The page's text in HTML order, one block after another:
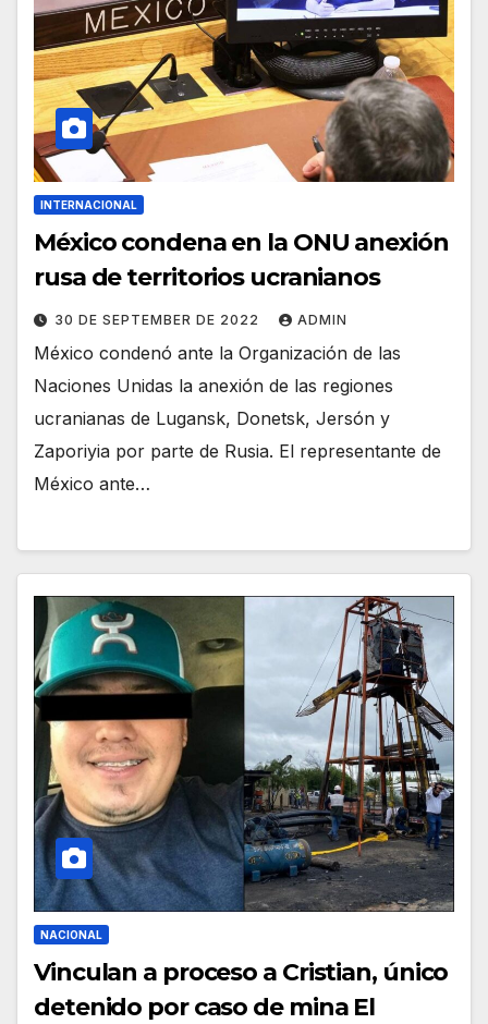
INTERNACIONAL
México condena en la ONU anexión
rusa de territorios ucranianos
30 DE SEPTEMBER DE 2022 ADMIN
México condenó ante la Organización de las
Naciones Unidas la anexión de las regiones
ucranianas de Lugansk, Donetsk, Jersón y
Zaporiyia por parte de Rusia. El representante de
México ante…
NACIONAL
Vinculan a proceso a Cristian, único
detenido por caso de mina El